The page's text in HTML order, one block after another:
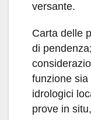
versante.
Carta delle
di
funzione
idrologici
prove in